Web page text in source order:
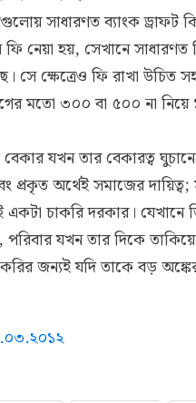
সাধারণত ব্যাংক ড্রাফট
ফি নেয়া হয়, সেখানে
সে ক্ষেত্রেও ফি রাখা উচিত
মতো ৩০০ বা ৫০০ না নিয়ে
যখন তার বেকারত্ব
অর্থেই সমাজের দায়িত্ব;
চাকরি দরকার। যেখানে
যখন তার দিকে
জন্যই যদি তাকে বড়